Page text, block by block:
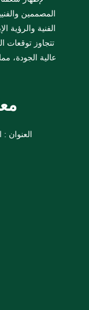
المصممين
الفنية والرؤية
تتجاوز توقعات
عالية الجودة،
العنوان